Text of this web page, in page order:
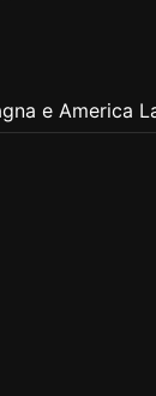
e America